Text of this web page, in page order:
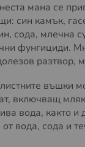
мана се
син камък,
сода, млечна
фунгициди.
разтвор,
въшки
включващ
вода, както и
вода, сода и